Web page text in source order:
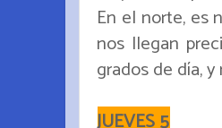
En el norte, es
nos llegan
grados de día,
JUEVES 5